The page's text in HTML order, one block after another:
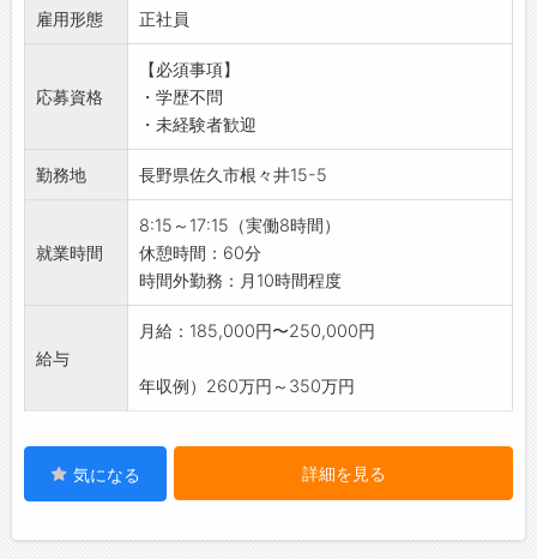
◆安定した環境で腰を据えて働きたい方
◇プラスチック製品の製造に興味がある方
◆モノづくりのスキルをイチから学びたい方
◇ワークライフバランスを大切にしたい方
変更範囲：会社の定める業務（生産業務）
まっているかの検査を行います。
※ゴム手袋を着用して業務を行います。
【おすすめポイント】
◇年間休日120日以上＆土日祝休み♪
・プライベートも充実！しっかり休んでリフレ
ッシュできます◎
◇残業は月10時間程度と少なめ！
理なく働ける環境です♪
【研修制度】
◆充実した研修とサポート体制◎
・OJTやOff-JTを通じて、実務に即した研修を
・専門知識を深め、確実にキャリアアップを図
・未来の暮らしをより良くするために、日々の
雇用形態 正社員
応募資格
【必須事項】
・学歴不問
・未経験者歓迎
勤務地 長野県佐久市根々井15-5
就業時間
8:15～17:15（実働8時間）
休憩時間：60分
時間外勤務：月10時間程度
給与
月給：185,000円〜250,000円
年収例）260万円～350万円
気になる 詳細を見る